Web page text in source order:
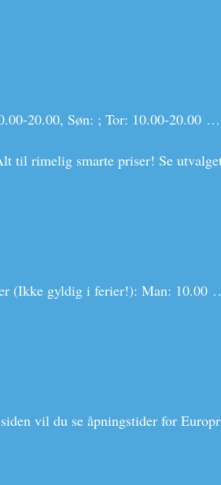
20.00, Søn: ; Tor: 10.00-20.00 …
til rimelig smarte priser! Se
(Ikke gyldig i ferier!): Man: 10.00
vil du se åpningstider for